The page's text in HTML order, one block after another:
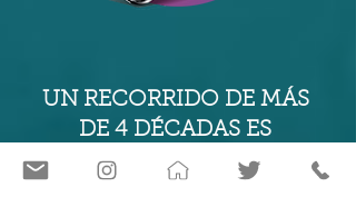
UN RECORRIDO DE MÁS
DE 4 DÉCADAS ES
NUESTRO GRAN PREMIO